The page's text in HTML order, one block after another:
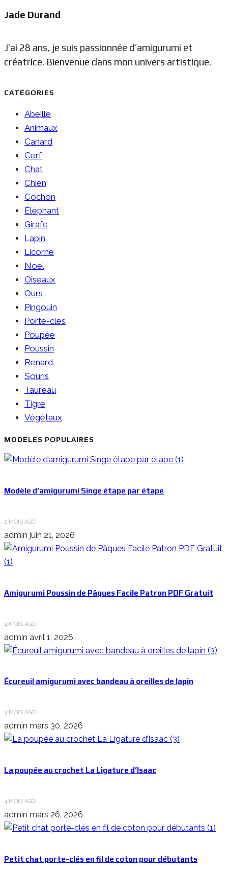
Jade Durand
J’ai 28 ans, je suis passionnée d’amigurumi et
créatrice. Bienvenue dans mon univers artistique.
CATÉGORIES
Abeille
Animaux
Canard
Cerf
Chat
Chien
Cochon
Éléphant
Girafe
Lapin
Licorne
Noël
Oiseaux
Ours
Pingouin
Porte-clés
Poupée
Poussin
Renard
Souris
Taureau
Tigre
Végétaux
MODÈLES POPULAIRES
Modèle d’amigurumi Singe étape par étape
2 MOIS AGO
admin juin 21, 2026
Amigurumi Poussin de Pâques Facile Patron PDF Gratuit
4 MOIS AGO
admin avril 1, 2026
Écureuil amigurumi avec bandeau à oreilles de lapin
4 MOIS AGO
admin mars 30, 2026
La poupée au crochet La Ligature d’Isaac
4 MOIS AGO
admin mars 26, 2026
Petit chat porte-clés en fil de coton pour débutants